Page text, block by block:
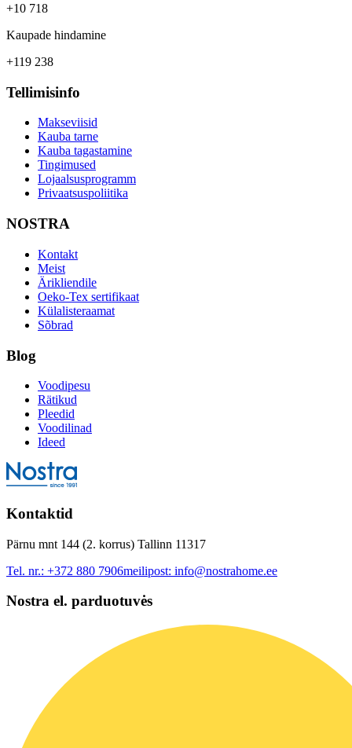
+10 718
Kaupade hindamine
+119 238
Tellimisinfo
Makseviisid
Kauba tarne
Kauba tagastamine
Tingimused
Lojaalsusprogramm
Privaatsuspoliitika
NOSTRA
Kontakt
Meist
Ärikliendile
Oeko-Tex sertifikaat
Külalisteraamat
Sõbrad
Blog
Voodipesu
Rätikud
Pleedid
Voodilinad
Ideed
Kontaktid
Pärnu mnt 144 (2. korrus) Tallinn 11317
Tel. nr.: +372 880 7906meilipost: info@nostrahome.ee
Nostra el. parduotuvės